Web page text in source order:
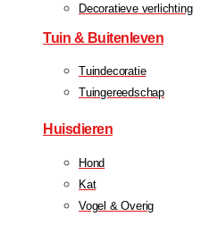
Decoratieve verlichting
Tuin & Buitenleven
Tuindecoratie
Tuingereedschap
Huisdieren
Hond
Kat
Vogel & Overig